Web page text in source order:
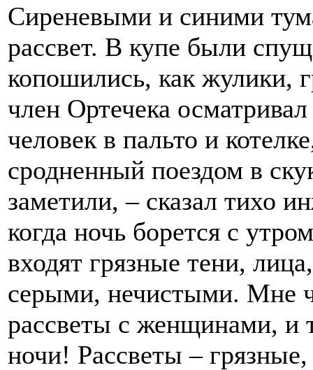
Сиреневыми и синими
рассвет. В купе были
копошились, как жулики,
член Ортечека
человек в пальто и
сродненный поездом в
заметили, – сказал тихо
когда ночь борется с
входят грязные тени,
серыми, нечистыми. Мне
рассветы с женщинами, и
ночи! Рассветы –